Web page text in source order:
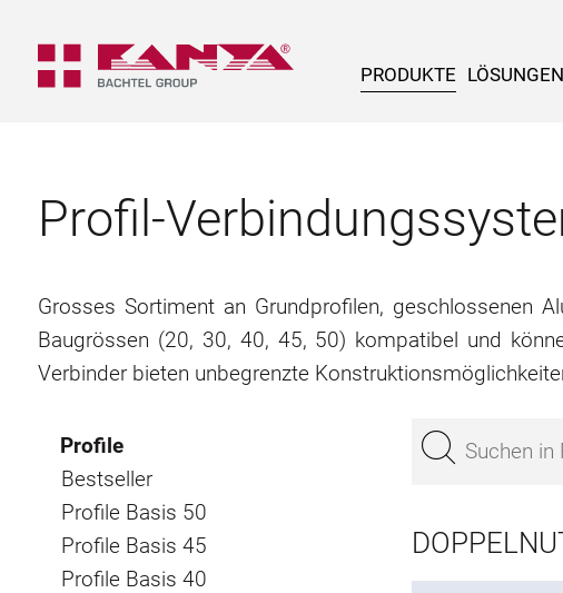
PRODUKTE
Profil-
Grosses Sortiment an Grundprofilen, geschlossenen
Baugrössen (20, 30, 40, 45, 50) kompatibel und
Verbinder bieten unbegrenzte
Profile
Bestseller
Profile Basis 50
Profile Basis 45
Profile Basis 40